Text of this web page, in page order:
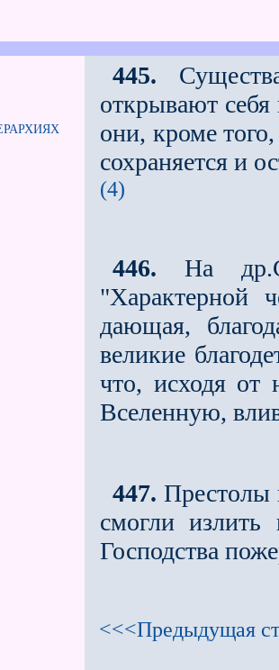
445.
открывают
они, кроме
сохраняется и
(4)
446. На
"Характерной
дающая,
великие
что, исходя
Вселенную,
447. Престолы
смогли излить
Господства
<<<Предыдущая